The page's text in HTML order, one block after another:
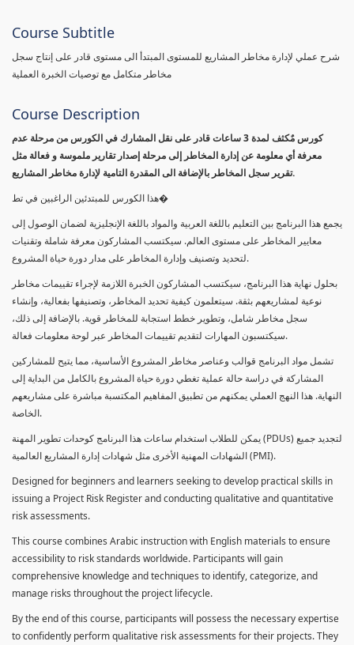
Course Subtitle
شرح عملي لإدارة مخاطر المشاريع للمستوى المبتدأ الى مستوى قادر على إنتاج سجل
مخاطر متكامل مع توصيات الخبرة العملية
Course Description
كورس مٌكثف لمدة 3 ساعات قادر على نقل المشارك في الكورس من مرحلة عدم
معرفة أي معلومة عن إدارة المخاطر إلى مرحلة إصدار تقارير ملموسة و فعالة مثل
تقرير سجل المخاطر بالإضافة الى المقدرة التامية لإدارة مخاطر المشاريع.
هذا الكورس للمبتدئين الراغبين في تط�
يجمع هذا البرنامج بين التعليم باللغة العربية والمواد باللغة الإنجليزية لضمان الوصول إلى
معايير المخاطر على مستوى العالم. سيكتسب المشاركون معرفة شاملة وتقنيات
لتحديد وتصنيف وإدارة المخاطر على مدار دورة حياة المشروع.
بحلول نهاية هذا البرنامج، سيكتسب المشاركون الخبرة اللازمة لإجراء تقييمات مخاطر
نوعية لمشاريعهم بثقة. سيتعلمون كيفية تحديد المخاطر، وتصنيفها بفعالية، وإنشاء
سجل مخاطر شامل، وتطوير خطط استجابة للمخاطر قوية. بالإضافة إلى ذلك،
سيكتسبون المهارات لتقديم تقييمات المخاطر عبر لوحة معلومات فعالة.
تشمل مواد البرنامج قوالب وعناصر مخاطر المشروع الأساسية، مما يتيح للمشاركين
المشاركة في دراسة حالة عملية تغطي دورة حياة المشروع بالكامل من البداية إلى
النهاية. هذا النهج العملي يمكنهم من تطبيق المفاهيم المكتسبة مباشرة على مشاريعهم
الخاصة.
يمكن للطلاب استخدام ساعات هذا البرنامج كوحدات تطوير المهنة (PDUs) لتجديد جميع
الشهادات المهنية الأخرى مثل شهادات إدارة المشاريع العالمية (PMI).
Designed for beginners and learners seeking to develop practical skills in
issuing a Project Risk Register and conducting qualitative and quantitative
risk assessments.
This course combines Arabic instruction with English materials to ensure
accessibility to risk standards worldwide. Participants will gain
comprehensive knowledge and techniques to identify, categorize, and
manage risks throughout the project lifecycle.
By the end of this course, participants will possess the necessary expertise
to confidently perform qualitative risk assessments for their projects. They